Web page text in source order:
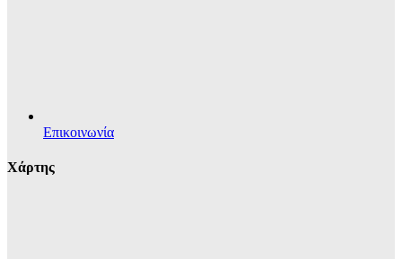
Επικοινωνία
Χάρτης